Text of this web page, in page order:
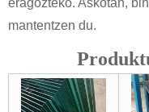
mantentzen du.